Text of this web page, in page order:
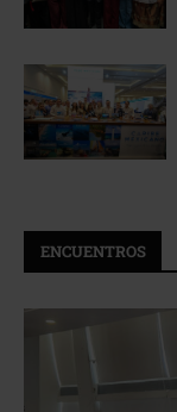
ENCUENTROS